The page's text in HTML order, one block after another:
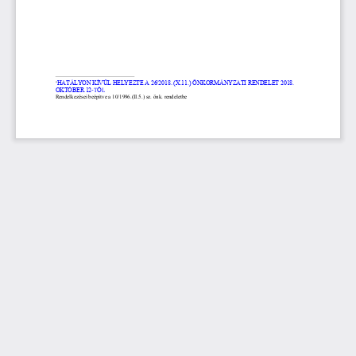
*HATÁLYON KÍVÜL HELYEZTE A 26/2018. (X.11.) ÖNKORMÁNYZATI RENDELET 2018.
OKTÓBER 12-TŐL
Rendelkezései beépítve a 10/1996.(II.5 .) sz. önk. rendeletbe